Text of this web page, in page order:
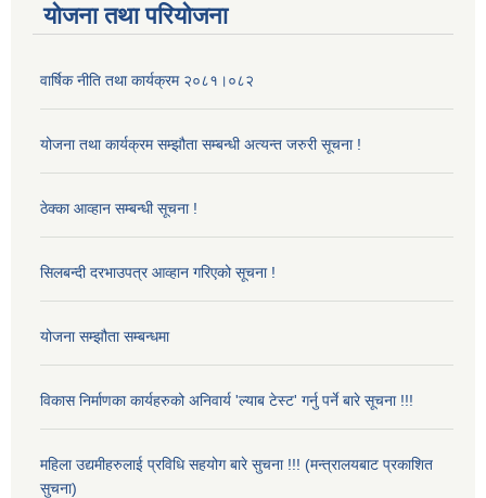
योजना तथा परियोजना
वार्षिक नीति तथा कार्यक्रम २०८१।०८२
योजना तथा कार्यक्रम सम्झौता सम्बन्धी अत्यन्त जरुरी सूचना !
ठेक्का आव्हान सम्बन्धी सूचना !
सिलबन्दी दरभाउपत्र आव्हान गरिएको सूचना !
योजना सम्झौता सम्बन्धमा
विकास निर्माणका कार्यहरुको अनिवार्य 'ल्याब टेस्ट' गर्नु पर्ने बारे सूचना !!!
महिला उद्यमीहरुलाई प्रविधि सहयोग बारे सुचना !!! (मन्त्रालयबाट प्रकाशित
सुचना)